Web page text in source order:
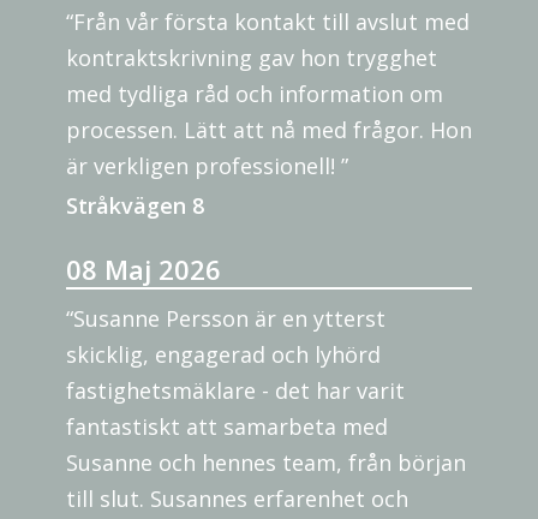
“Från vår första kontakt till avslut med
kontraktskrivning gav hon trygghet
med tydliga råd och information om
processen. Lätt att nå med frågor. Hon
är verkligen professionell! ”
Stråkvägen 8
08 Maj 2026
“Susanne Persson är en ytterst
skicklig, engagerad och lyhörd
fastighetsmäklare - det har varit
fantastiskt att samarbeta med
Susanne och hennes team, från början
till slut. Susannes erfarenhet och